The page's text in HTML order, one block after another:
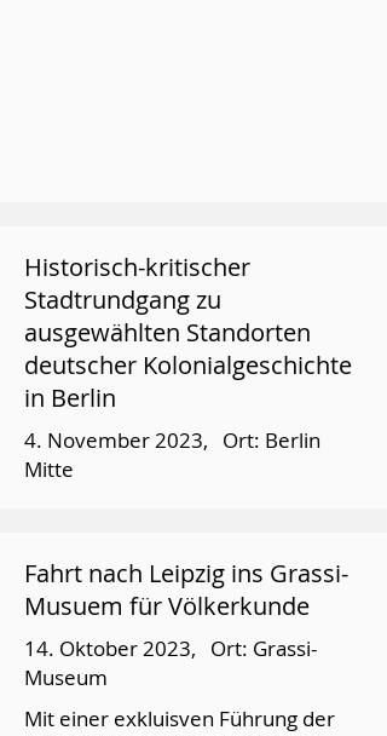
Historisch-kritischer
Stadtrundgang zu
ausgewählten Standorten
deutscher Kolonialgeschichte
in Berlin
4. November 2023, Ort: Berlin
Mitte
Fahrt nach Leipzig ins Grassi-
Musuem für Völkerkunde
14. Oktober 2023, Ort: Grassi-
Museum
Mit einer exkluisven Führung der